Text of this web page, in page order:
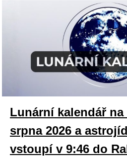
Lunární kalendář na
srpna 2026 a
vstoupí v 9:46 do